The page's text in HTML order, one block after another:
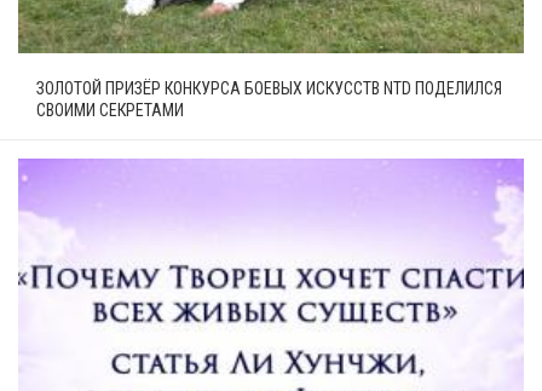
ЗОЛОТОЙ ПРИЗЁР КОНКУРСА БОЕВЫХ ИСКУССТВ NTD ПОДЕЛИЛСЯ
СВОИМИ СЕКРЕТАМИ